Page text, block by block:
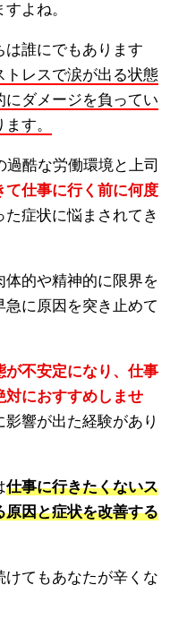
よね。
誰にでもあります
レスで涙が出る状態
ダメージを負ってい
す。
酷な労働環境と上司
て仕事に行く前に何度
た症状に悩まされてき
的や精神的に限界を
に原因を突き止めて
不安定になり、仕事
対におすすめしませ
影響が出た経験があり
仕事に行きたくないス
因と症状を改善する
てもあなたが辛くな